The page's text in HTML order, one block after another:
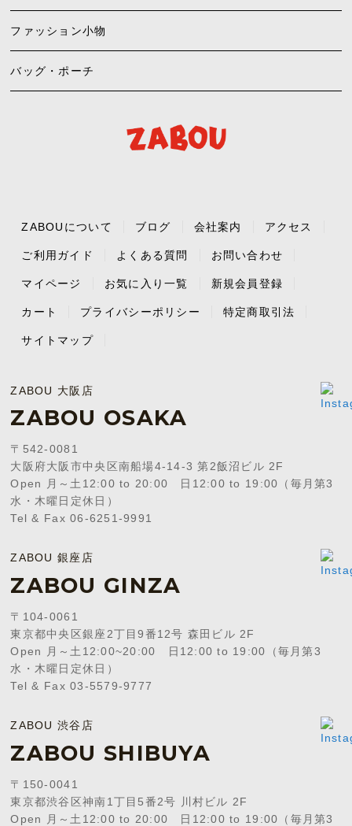
ファッション小物
バッグ・ポーチ
ZABOUについて ブログ 会社案内 アクセス
ご利用ガイド よくある質問 お問い合わせ
マイページ お気に入り一覧 新規会員登録
カート プライバシーポリシー 特定商取引法
サイトマップ
ZABOU 大阪店
ZABOU OSAKA
〒542-0081
大阪府大阪市中央区南船場4-14-3 第2飯沼ビル 2F
Open 月～土12:00 to 20:00 日12:00 to 19:00（毎月第3
水・木曜日定休日）
Tel & Fax 06-6251-9991
ZABOU 銀座店
ZABOU GINZA
〒104-0061
東京都中央区銀座2丁目9番12号 森田ビル 2F
Open 月～土12:00~20:00 日12:00 to 19:00（毎月第3
水・木曜日定休日）
Tel & Fax 03-5579-9777
ZABOU 渋谷店
ZABOU SHIBUYA
〒150-0041
東京都渋谷区神南1丁目5番2号 川村ビル 2F
Open 月～土12:00 to 20:00 日12:00 to 19:00（毎月第3